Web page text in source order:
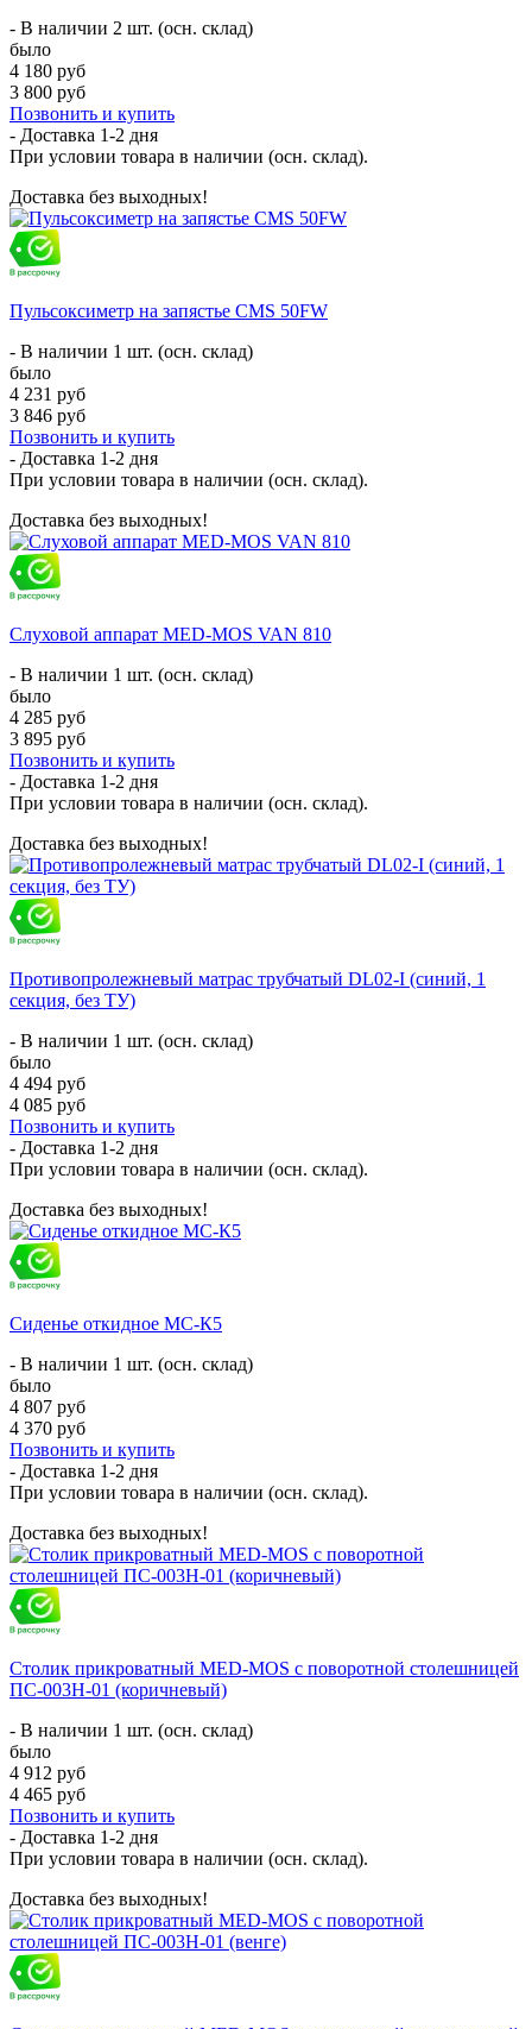
- В наличии 2 шт. (осн. склад)
было
4 180 руб
3 800 руб
Позвонить и купить
- Доставка 1-2 дня
При условии товара в наличии (осн. склад).
Доставка без выходных!
Пульсоксиметр на запястье CMS 50FW
- В наличии 1 шт. (осн. склад)
было
4 231 руб
3 846 руб
Позвонить и купить
- Доставка 1-2 дня
При условии товара в наличии (осн. склад).
Доставка без выходных!
Слуховой аппарат MED-MOS VAN 810
- В наличии 1 шт. (осн. склад)
было
4 285 руб
3 895 руб
Позвонить и купить
- Доставка 1-2 дня
При условии товара в наличии (осн. склад).
Доставка без выходных!
Противопролежневый матрас трубчатый DL02-I (синий, 1
секция, без ТУ)
- В наличии 1 шт. (осн. склад)
было
4 494 руб
4 085 руб
Позвонить и купить
- Доставка 1-2 дня
При условии товара в наличии (осн. склад).
Доставка без выходных!
Сиденье откидное МС-К5
- В наличии 1 шт. (осн. склад)
было
4 807 руб
4 370 руб
Позвонить и купить
- Доставка 1-2 дня
При условии товара в наличии (осн. склад).
Доставка без выходных!
Столик прикроватный MED-MOS с поворотной столешницей
ПС-003Н-01 (коричневый)
- В наличии 1 шт. (осн. склад)
было
4 912 руб
4 465 руб
Позвонить и купить
- Доставка 1-2 дня
При условии товара в наличии (осн. склад).
Доставка без выходных!